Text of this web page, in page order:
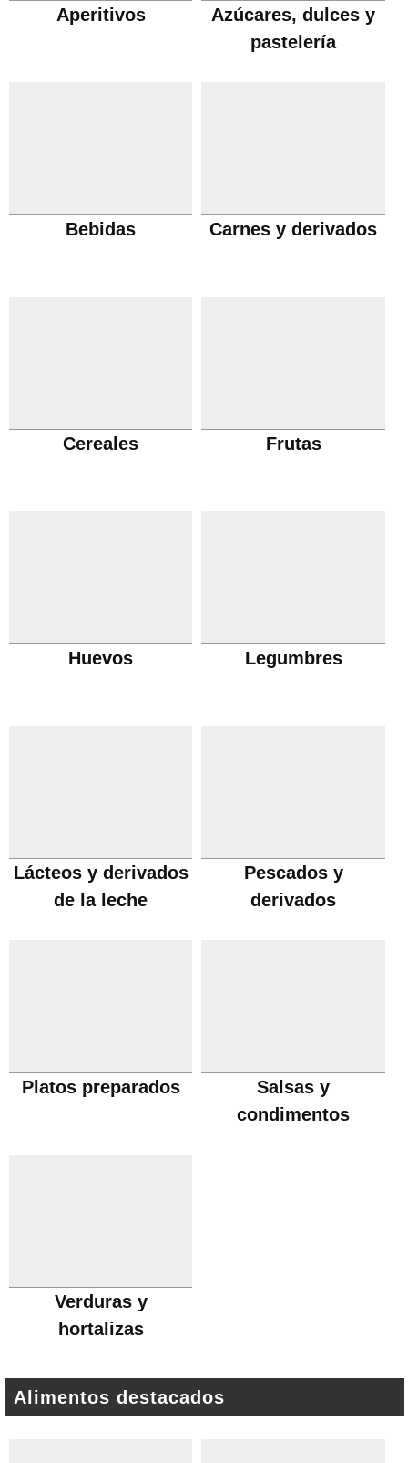
Aperitivos
Azúcares, dulces y
pastelería
Bebidas Carnes y derivados
Cereales Frutas
Huevos Legumbres
Lácteos y derivados
de la leche
Pescados y
derivados
Platos preparados
Salsas y
condimentos
Verduras y
hortalizas
Alimentos destacados